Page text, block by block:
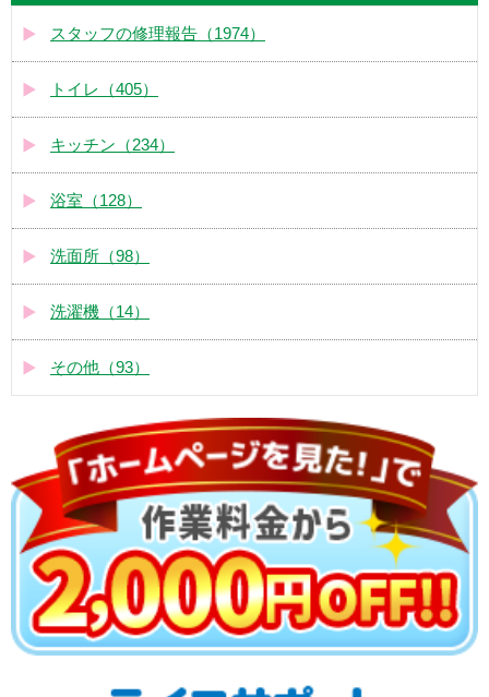
スタッフの修理報告（1974）
トイレ（405）
キッチン（234）
浴室（128）
洗面所（98）
洗濯機（14）
その他（93）